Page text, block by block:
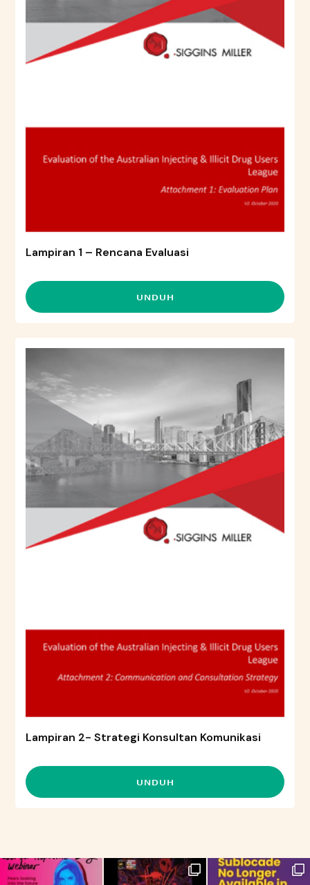
Lampiran 1 – Rencana Evaluasi
UNDUH
Lampiran 2- Strategi Konsultan Komunikasi
UNDUH